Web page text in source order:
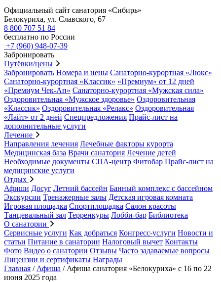
Официальный сайт санатория «Сибирь»
Белокуриха, ул. Славского, 67
8 800 707 51 84
бесплатно по России
+7 (960) 948-07-39
Забронировать
Путёвки/цены
Забронировать Номера и цены Санаторно-курортная «Люкс»
Санаторно-курортная «Классик» «Премиум» от 12 дней
«Премиум Чек-Ап» Санаторно-курортная «Мужская сила»
Оздоровительная «Мужское здоровье» Оздоровительная
«Классик» Оздоровительная «Релакс» Оздоровительная
«Лайт» от 2 дней Спецпредложения Прайс-лист на
дополнительные услуги
Лечение
Направления лечения Лечебные факторы курорта
Медицинская база Врачи санатория Лечение детей
Необходимые документы СПА-центр Фитобар Прайс-лист на
медицинские услуги
Отдых
Афиши Досуг Летний бассейн Банный комплекс с бассейном
Экскурсии Тренажерные залы Детская игровая комната
Игровая площадка Спортплощадка Салон красоты
Танцевальный зал Терренкуры Лобби-бар Библиотека
О санатории
Сервисные услуги Как добраться Конгресс-услуги Новости и
статьи Питание в санатории Налоговый вычет Контакты
Фото Видео о санатории Отзывы Часто задаваемые вопросы
Лицензии и сертификаты Награды
Главная / Афиша / Афиша санатория «Белокуриха» с 16 по 22
июня 2025 года